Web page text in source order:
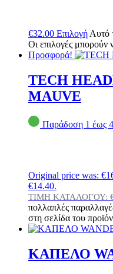
€32.00 Επιλογή Αυτό
Οι επιλογές μπορούν
Προσφορά!
TECH
MAUVE
Παράδοση 1 έως
Original price was:
€14.40.
ΤΙΜΗ ΚΑΤΑΛΟΓΟΥ:
πολλαπλές
στη σελίδα του
ΚΑΠΕΛΟ